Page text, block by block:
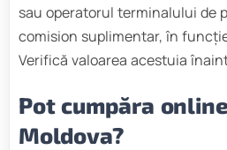
sau operatorul terminalului de
comision suplimentar, în
Verifică valoarea acestuia
Pot cumpăra
Moldova?